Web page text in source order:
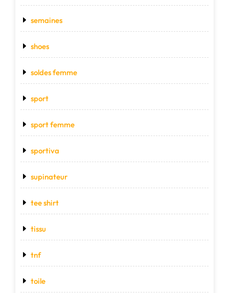
semaines
shoes
soldes femme
sport
sport femme
sportiva
supinateur
tee shirt
tissu
tnf
toile